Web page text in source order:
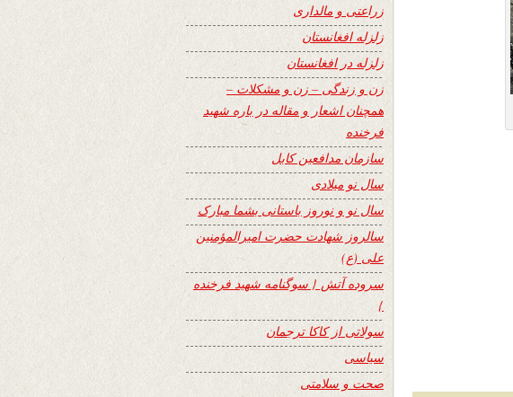
زراعتی و مالداری
زلزله افغانستان
زلزله در افغانستان
زن و زندگی – زن و مشکلات –
همچنان اشعار و مقاله در باره شهید
فرخنده
سازمان مدافعین کابل
سال نو میلادی
سال نو و نوروز باستانی بشما مبارک
سالروز شهادت حضرت امیرالمؤمنین
علی (ع)
سروده آتش { سوگنامه شهید فرخنده
}
سولاتی از کاکا ترجمان
سیاسی
صحت و سلامتی